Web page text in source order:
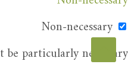
Non-necessary
particularly necessary